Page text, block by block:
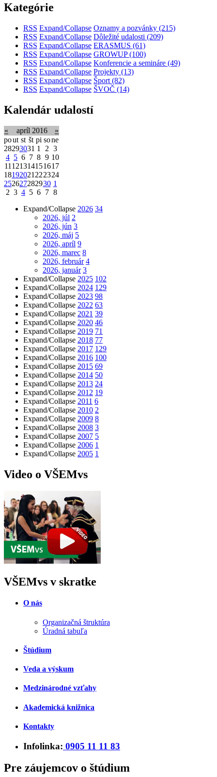
Kategórie
RSS Expand/Collapse Oznamy a pozvánky (215)
RSS Expand/Collapse Dôležité udalosti (209)
RSS Expand/Collapse ERASMUS (61)
RSS Expand/Collapse GROWUP(100)
RSS Expand/Collapse Konferencie a semináre (49)
RSS Expand/Collapse Projekty (13)
RSS Expand/Collapse Šport (82)
RSS Expand/Collapse ŠVOČ (14)
Kalendár udalostí
« apríl 2016
»
pout st št pi sone
28293031 1 2 3
4 5 6 7 8 9 10
11121314151617
18192021222324
252627282930 1
2 3 4 5 6 7 8
Expand/Collapse 2026 34
2026, júl 2
2026, jún 3
2026, máj 5
2026, apríl 9
2026, marec 8
2026, február 4
2026, január 3
Expand/Collapse 2025 102
Expand/Collapse 2024 129
Expand/Collapse 2023 98
Expand/Collapse 2022 63
Expand/Collapse 2021 39
Expand/Collapse 2020 46
Expand/Collapse 2019 71
Expand/Collapse 2018 77
Expand/Collapse 2017 129
Expand/Collapse 2016 100
Expand/Collapse 2015 69
Expand/Collapse 2014 50
Expand/Collapse 2013 24
Expand/Collapse 2012 19
Expand/Collapse 2011 6
Expand/Collapse 2010 2
Expand/Collapse 2009 8
Expand/Collapse 2008 3
Expand/Collapse 2007 5
Expand/Collapse 2006 1
Expand/Collapse 2005 1
Video o VŠEMvs
VŠEMvs v skratke
O nás
Organizačná štruktúra
Úradná tabuľa
Štúdium
Veda a výskum
Medzinárodné vzťahy
Akademická knižnica
Kontakty
Infolinka: 0905 11 11 83
Pre záujemcov o štúdium